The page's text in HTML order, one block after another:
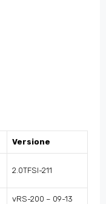
Versione
2.0TFSI-211
vRS-200 – 09-13